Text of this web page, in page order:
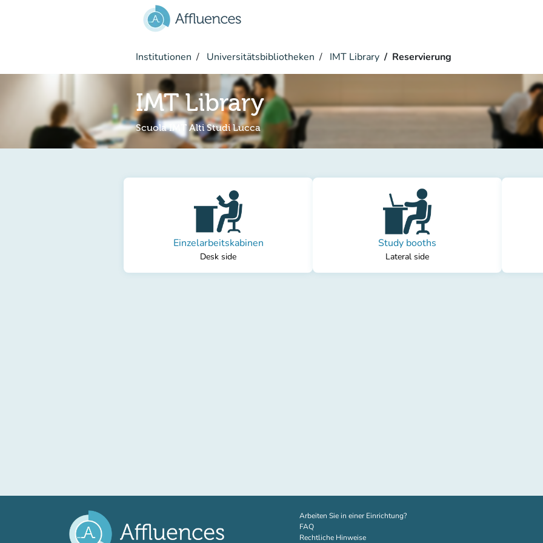
Institutionen Universitätsbibliotheken IMT Library Reservierung
IMT Library
Scuola IMT Alti Studi Lucca
Einzelarbeitskabinen
Desk side
Study booths
Lateral side
Arbeiten Sie in einer Einrichtung?(new tab)
FAQ
Rechtliche Hinweise